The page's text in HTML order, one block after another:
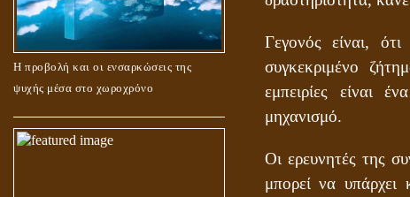
Η προβολή και οι ενσαρκώσεις της
ψυχής μέσα στο χωροχρόνο
Γεγονός είναι,
συγκεκριμένο
εμπειρίες είναι
μηχανισμό.
Οι ερευνητές της
μπορεί να